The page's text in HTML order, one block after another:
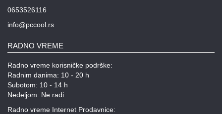
0653526116
info@pccool.rs
RADNO VREME
Radno vreme korisničke podrške:
Radnim danima: 10 - 20 h
Subotom: 10 - 14 h
Nedeljom: Ne radi
Radno vreme Internet Prodavnice: